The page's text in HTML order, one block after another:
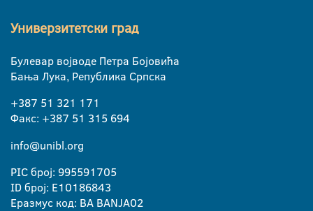
Универзитетски град
Булевар војводе Петра Бојовића
Бања Лука, Република Српска
+387 51 321 171
Факс: +387 51 315 694
info@unibl.org
PIC број: 995591705
ID број: E10186843
Еразмус код: BA BANJA02